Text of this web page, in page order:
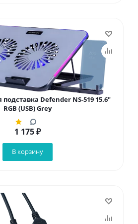
Defender NS-519 15.6"
RGB (USB) Grey
1 175₽
В корзину